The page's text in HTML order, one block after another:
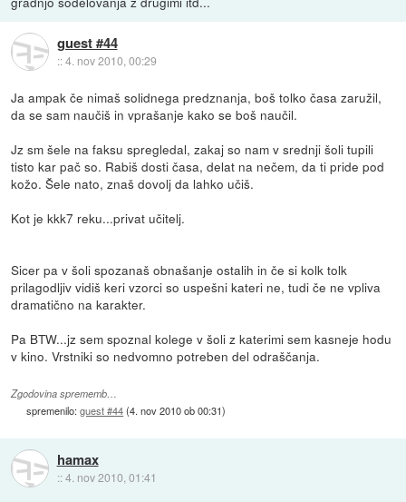
guest #44
::4. nov 2010, 00:29
Ja ampak če nimaš solidnega predznanja, boš tolko časa zaružil,
da se sam naučiš in vprašanje kako se boš naučil.
Jz sm šele na faksu spregledal, zakaj so nam v srednji šoli tupili
tisto kar pač so. Rabiš dosti časa, delat na nečem, da ti pride pod
kožo. Šele nato, znaš dovolj da lahko učiš.
Kot je kkk7 reku...privat učitelj.
Sicer pa v šoli spozanaš obnašanje ostalih in če si kolk tolk
prilagodljiv vidiš keri vzorci so uspešni kateri ne, tudi če ne vpliva
dramatično na karakter.
Pa BTW...jz sem spoznal kolege v šoli z katerimi sem kasneje hodu
v kino. Vrstniki so nedvomno potreben del odraščanja.
Zgodovina sprememb…
spremenilo:guest #44(4. nov 2010 ob 00:31)
hamax
::4. nov 2010, 01:41